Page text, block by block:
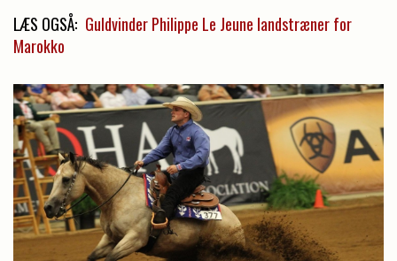
LÆS OGSÅ: Guldvinder Philippe Le Jeune landstræner for
Marokko